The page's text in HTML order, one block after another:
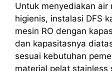
Untuk menyediakan air
higienis, instalasi DFS
mesin RO dengan
dan kapasitasnya
sesuai kebutuhan
material pelat stainless